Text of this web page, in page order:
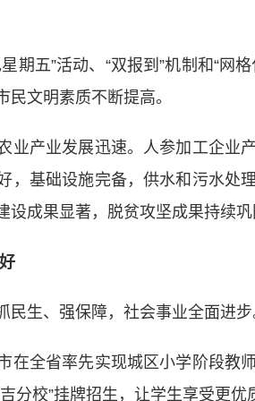
五”活动、“双报到”机制和“网格
文明素质不断提高。
产业发展迅速。人参加工企业
，基础设施完备，供水和污水处
设成果显著，脱贫攻坚成果持续
生、强保障，社会事业全面进步
全省率先实现城区小学阶段教
分校”挂牌招生，让学生享受更优